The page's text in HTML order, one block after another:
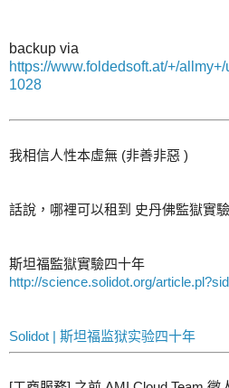
backup via
https://www.foldedsoft.at/+/
1028
我相信人性本虛無 (非善非惡 )
話說，哪裡可以租到 史丹佛監獄實
斯坦福監獄實驗四十年
http://science.solidot.org/
Solidot | 斯坦福监狱实验四十年